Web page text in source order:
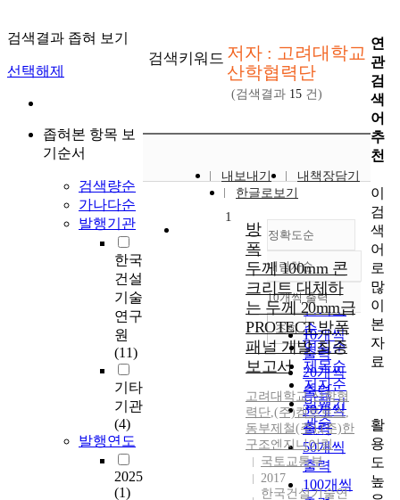
검색결과 좁혀 보기
선택해제
좁혀본 항목 보
기순서
검색량순
가나다순
발행기관
한국
건설
기술
연구
원
(11)
기타
기관
(4)
발행연도
2025
(1)
검색키워드 저자 : 고려대학교
산학협력단
(검색결과 15 건)
내보내기
내책장담기
한글로보기
정확도순
정확도
순
인기도
순
연도순
제목순
저자순
발행기
관순
내림차순
내림차순
10개씩 출력
10개씩
출력
20개씩
출력
30개씩
출력
50개씩
출력
100개씩
조회
1
방
폭
두께 100mm 콘
크리트 대체하
는 두께 20mm급
PROTECT 방폭
패널 개발 최종
보고서
고려대학교,산학협
력단,(주)켐트로스,
동부제철(주),(주)한
구조엔지니어링
국토교통부
2017
한국건설기술연
연
관
검
색
어
추
천
이
검
색
어
로
많
이
본
자
료
활
용
도
높